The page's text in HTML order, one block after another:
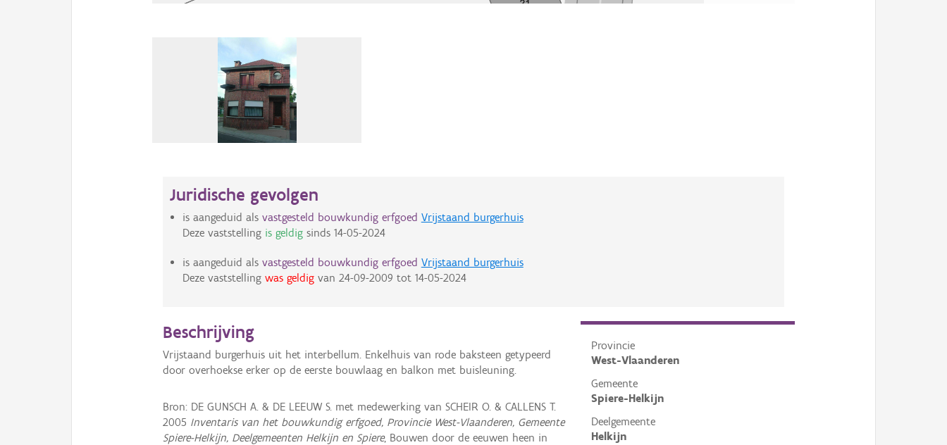
Juridische gevolgen
is aangeduid als vastgesteld bouwkundig erfgoed Vrijstaand burgerhuis
Deze vaststelling is geldigsinds 14-05-2024
is aangeduid als vastgesteld bouwkundig erfgoed Vrijstaand burgerhuis
Deze vaststelling was geldigvan 24-09-2009 tot 14-05-2024
Provincie
West-Vlaanderen
Gemeente
Spiere-Helkijn
Deelgemeente
Helkijn
Beschrijving
Vrijstaand burgerhuis uit het interbellum. Enkelhuis van rode baksteen getypeerd
door overhoekse erker op de eerste bouwlaag en balkon met buisleuning.
Bron: DE GUNSCH A. & DE LEEUW S. met medewerking van SCHEIR O. & CALLENS T.
2005 Inventaris van het bouwkundig erfgoed, Provincie West-Vlaanderen, Gemeente
Spiere-Helkijn, Deelgemeenten Helkijn en Spiere, Bouwen door de eeuwen heen in